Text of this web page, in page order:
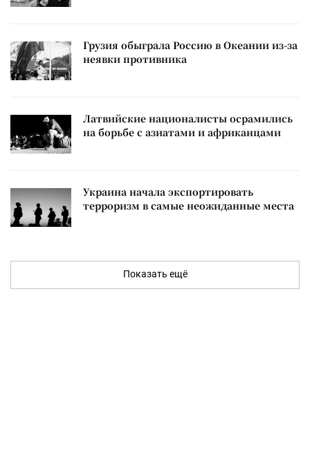
Грузия обыграла Россию в Океании из-за
неявки противника
Латвийские националисты осрамились
на борьбе с азиатами и африканцами
Украина начала экспортировать
терроризм в самые неожиданные места
Показать ещё